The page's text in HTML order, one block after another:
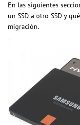
En las siguientes
un SSD a otro SSD y
migración.